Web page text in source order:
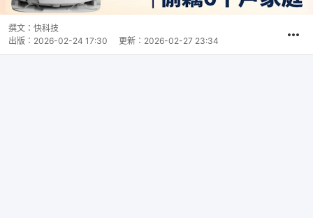
撰文： 快科技
出版： 2026-02-24 17:30 更新： 2026-02-27 23:34